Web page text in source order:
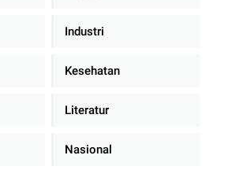
Industri
Kesehatan
Literatur
Nasional